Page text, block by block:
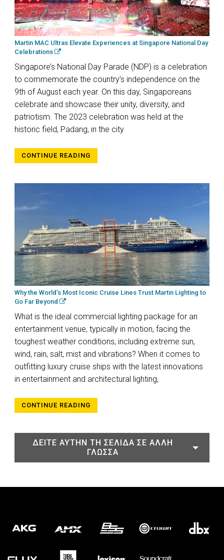
Martin MAC Ultras Elevate Experiences at Singapore National Day
Celebrations
Singapore’s National Day Parade (NDP) is a celebration
to commemorate the country’s independence on the
9th of August each year. On this day, Singaporeans
celebrate and showcase their unity, diversity, and
patriotism. The 2023 celebration was held at the
historic field, Padang, in the city
CONTINUE READING
Why the World’s Most Iconic Cruise Lines Trust Martin Lighting to
Go Far Beyond
What is the ideal commercial lighting package for an
entertainment venue, typically in motion, facing the
toughest weather conditions, including extreme sun,
wind, rain, salt, mist and vibrations? When it comes to
outfitting luxury cruise ships with the latest innovations
in entertainment and architectural lighting,
CONTINUE READING
ΔΕΊΤΕ ΑΥΤΉΝ ΤΗ ΣΕΛΊΔΑ ΣΕ ΆΛΛΗ
ΓΛΏΣΣΑ